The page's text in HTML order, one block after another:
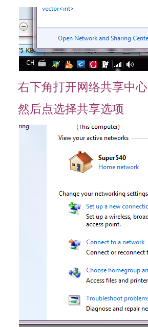
右下角打开网络共享中心
然后点选择共享选项